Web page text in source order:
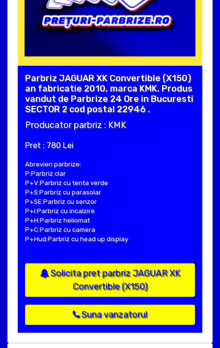
Parbriz JAGUAR XK Convertible (X150)
an fabricatie 2010, marca KMK. Produs
vandut de Parbrize 24 Ore in Bucuresti
SECTOR 2 cod postal 22946 .
Producator parbriz : KMK
Pret : 780 Lei
Abrevieri parbrize:
P:Parbriz clar
P+V:Parbriz cu tenta verde
P+S:Parbriz cu parasolar
P+SE:Parbriz cu senzor
P+I:Parbriz cu incalzire
P+H:Parbriz heliomat
P+C:Parbriz cu camera
P+Hud:Parbriz cu head up display
Solicita pret parbriz JAGUAR XK
Convertible (X150)
Suna vanzatorul